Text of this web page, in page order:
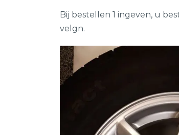
Bij bestellen 1 ingeven, u
velgn.